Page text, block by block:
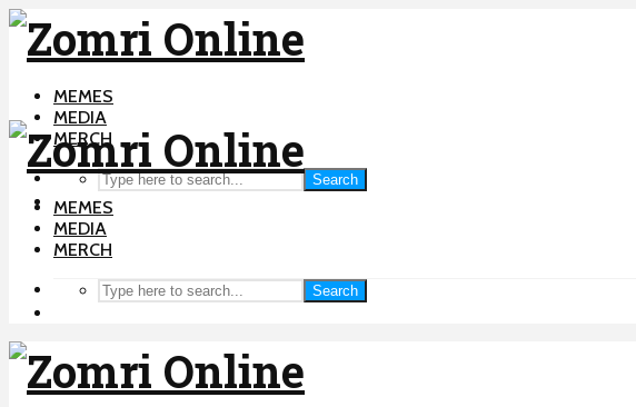
MEMES
MEDIA
MERCH
Search
MEMES
MEDIA
MERCH
Search